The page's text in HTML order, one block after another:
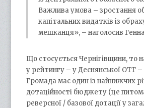
Важлива умова – зростання
капітальних видатків із
мешканця», – наголосив
Що стосується Чернігівщини, то
у рейтингу – у Деснянської ОТГ –
Громада має один із найнижчих
дотаційності бюджету (це
реверсної / базової дотації у